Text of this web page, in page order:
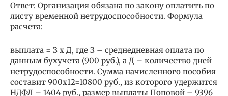
Ответ: Организация обязана по закону оплатить по
листу временной нетрудоспособности. Формула
расчета:
выплата = З х Д, где З – среднедневная оплата по
данным бухучета (900 руб.), а Д – количество дней
нетрудоспособности. Сумма начисленного пособия
составит 900х12=10800 руб., из которого удержится
НДФЛ – 1404 руб., размер выплаты Поповой – 9396